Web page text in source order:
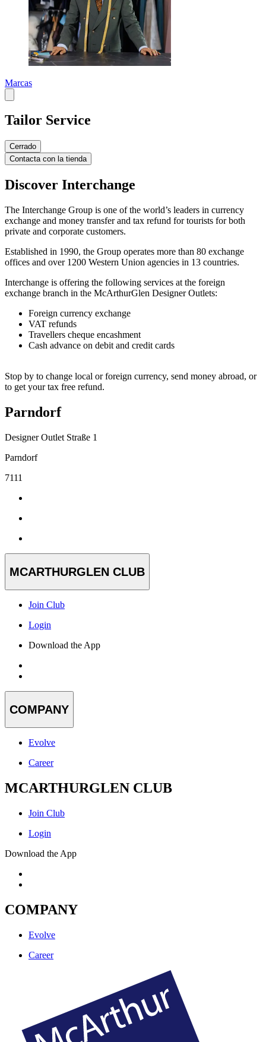
Marcas
Tailor Service
Cerrado
Contacta con la tienda
Discover Interchange
The Interchange Group is one of the world’s leaders in currency
exchange and money transfer and tax refund for tourists for both
private and corporate customers.
Established in 1990, the Group operates more than 80 exchange
offices and over 1200 Western Union agencies in 13 countries.
Interchange is offering the following services at the foreign
exchange branch in the McArthurGlen Designer Outlets:
Foreign currency exchange
VAT refunds
Travellers cheque encashment
Cash advance on debit and credit cards
Stop by to change local or foreign currency, send money abroad, or
to get your tax free refund.
Parndorf
Designer Outlet Straße 1
Parndorf
7111
MCARTHURGLEN CLUB
Join Club
Login
Download the App
COMPANY
Evolve
Career
MCARTHURGLEN CLUB
Join Club
Login
Download the App
COMPANY
Evolve
Career